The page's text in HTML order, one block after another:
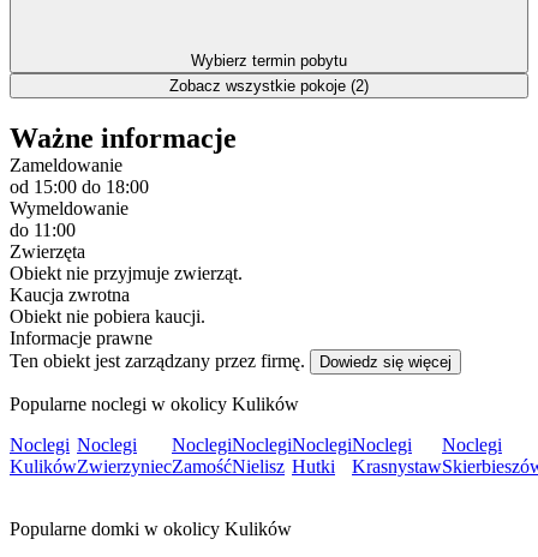
Wybierz termin pobytu
Zobacz wszystkie pokoje (2)
Ważne informacje
Zameldowanie
od 15:00 do 18:00
Wymeldowanie
do 11:00
Zwierzęta
Obiekt nie przyjmuje zwierząt.
Kaucja zwrotna
Obiekt nie pobiera kaucji.
Informacje prawne
Ten obiekt jest zarządzany przez firmę.
Dowiedz się więcej
Popularne noclegi w okolicy Kulików
Noclegi
Kulików
Noclegi
Zwierzyniec
Noclegi
Zamość
Noclegi
Nielisz
Noclegi
Hutki
Noclegi
Krasnystaw
Noclegi
Popularne domki w okolicy Kulików